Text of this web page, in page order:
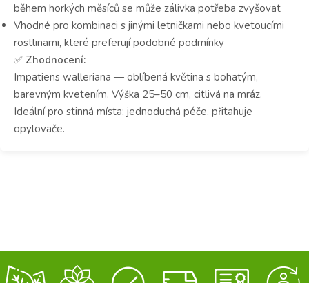
během horkých měsíců se může zálivka potřeba zvyšovat
Vhodné pro kombinaci s jinými letničkami nebo kvetoucími
rostlinami, které preferují podobné podmínky
✅ Zhodnocení:
Impatiens walleriana — oblíbená květina s bohatým,
barevným kvetením. Výška 25–50 cm, citlivá na mráz.
Ideální pro stinná místa; jednoduchá péče, přitahuje
opylovače.